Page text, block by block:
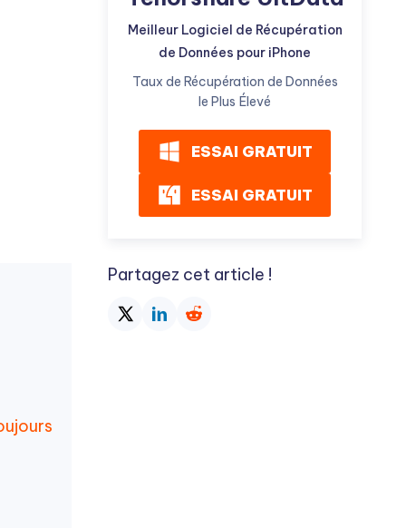
Meilleur Logiciel de Récupération
de Données pour iPhone
Taux de Récupération de Données
le Plus Élevé
ESSAI GRATUIT
ESSAI GRATUIT
Partagez cet article !